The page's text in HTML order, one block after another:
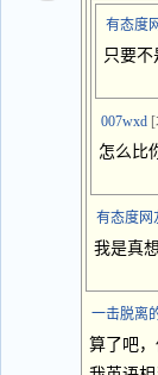
有态度
只要不
007wxd
怎么比
有态度网
我是真
一击脱离
算了吧